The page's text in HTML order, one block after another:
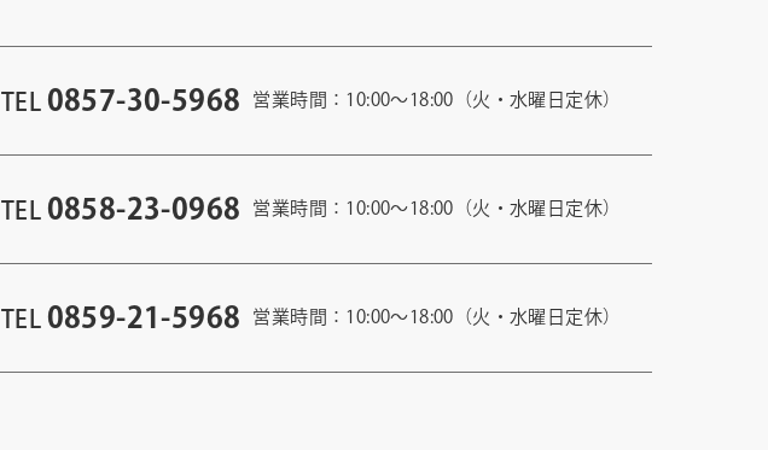
TEL 0857-30-5968 営業時間：10:00〜18:00（火・水曜日定休）
TEL 0858-23-0968 営業時間：10:00〜18:00（火・水曜日定休）
TEL 0859-21-5968 営業時間：10:00〜18:00（火・水曜日定休）